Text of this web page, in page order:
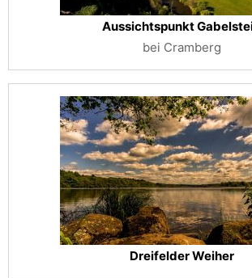
Aussichtspunkt
bei Cramberg
Dreifelder Weiher